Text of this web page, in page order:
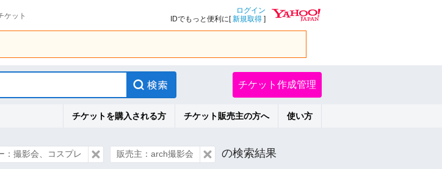
ケット
ログイン
IDでもっと便利に[新規取得 ]
チケット作成管理
チケットを購入される方 チケット販売主の方へ 使い方
：撮影会、コスプレ 販売主：arch撮影会 の検索結果